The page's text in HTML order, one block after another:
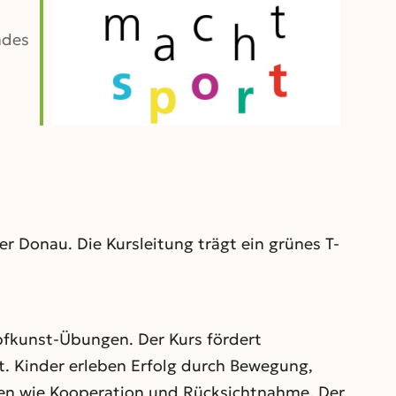
Outlook Live
Donau. Die Kursleitung trägt ein grünes T-
Übungen. Der Kurs fördert
erleben Erfolg durch Bewegung,